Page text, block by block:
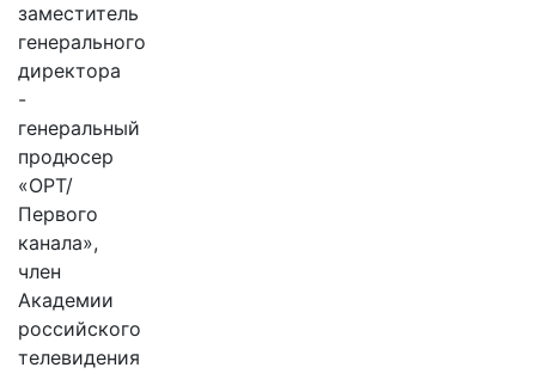
заместитель
генерального
директора
-
генеральный
продюсер
«ОРТ/
Первого
канала»,
член
Академии
российского
телевидения